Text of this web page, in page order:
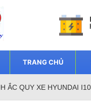
TRANG CHỦ
ẮC QUY XE HYUNDAI I10